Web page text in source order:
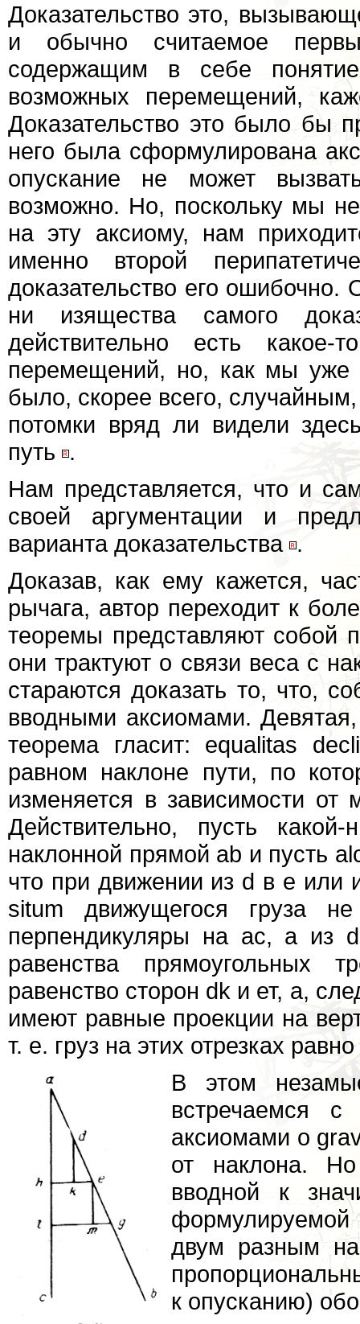
Доказательство это,
и обычно считаемое
содержащим в себе
возможных перемещений,
Доказательство это было бы
него была сформулирована
опускание не может
возможно. Но, поскольку мы
на эту аксиому, нам
именно второй
доказательство его
ни изящества самого
действительно есть какое-
перемещений, но, как мы уже
было, скорее всего,
потомки вряд ли видели
путь
.
Нам представляется, что и
своей аргументации и
варианта доказательства .
Доказав, как ему кажется,
рычага, автор переходит к
теоремы представляют
они трактуют о связи веса с
стараются доказать то, что,
вводными аксиомами.
теорема гласит: equalitas
равном наклоне пути, по
изменяется в зависимости от
Действительно, пусть
наклонной прямой аb и пусть
что при движении из d в е или
situm движущегося груза
перпендикуляры на ас, а из
равенства прямоугольных
равенство сторон dk и ет, а,
имеют равные проекции на
т. е. груз на этих отрезках
В этом
встречаемся
аксиомами о
от наклона. Но
вводной к
двум разным
к опусканию)